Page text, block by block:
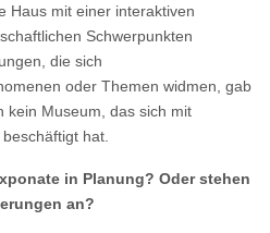
Haus mit einer interaktiven
Schwerpunkten
die sich
oder Themen widmen, gab
kein Museum, das sich mit
hat.
in Planung? Oder stehen
an?